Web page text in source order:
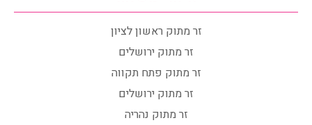
זר מתוק ראשון לציון
זר מתוק ירושלים
זר מתוק פתח תקווה
זר מתוק ירושלים
זר מתוק נהריה